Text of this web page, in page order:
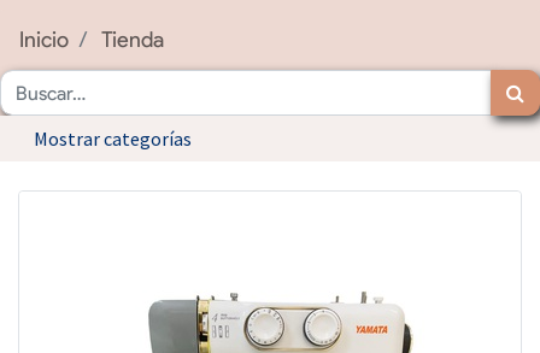
Inicio Tienda
Mostrar categorías